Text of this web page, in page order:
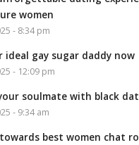
women
- 8:34 pm
ideal gay sugar daddy now
- 12:09 pm
soulmate with black
- 9:34 am
best women chat